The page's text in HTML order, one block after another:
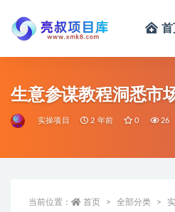
首
生意参谋教程洞悉市
实操项目 2 年前 0 26
当前位置： 首页 全部分类